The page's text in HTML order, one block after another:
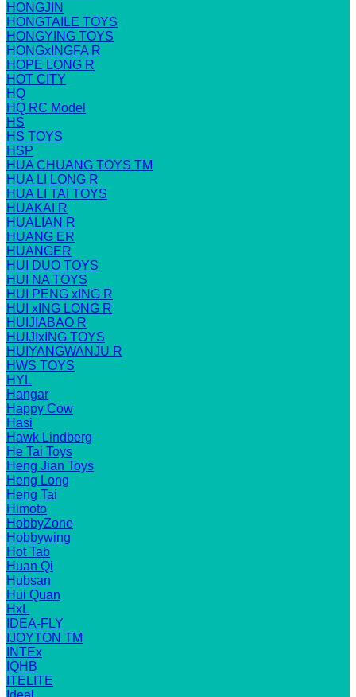
HONGJIN
HONGTAILE TOYS
HONGYING TOYS
HONGxINGFA R
HOPE LONG R
HOT CITY
HQ
HQ RC Model
HS
HS TOYS
HSP
HUA CHUANG TOYS TM
HUA LI LONG R
HUA LI TAI TOYS
HUAKAI R
HUALIAN R
HUANG ER
HUANGER
HUI DUO TOYS
HUI NA TOYS
HUI PENG xING R
HUI xING LONG R
HUIJIABAO R
HUIJIxING TOYS
HUIYANGWANJU R
HWS TOYS
HYL
Hangar
Happy Cow
Hasi
Hawk Lindberg
He Tai Toys
Heng Jian Toys
Heng Long
Heng Tai
Himoto
HobbyZone
Hobbywing
Hot Tab
Huan Qi
Hubsan
Hui Quan
HxL
IDEA-FLY
IJOYTON TM
INTEx
IQHB
ITELITE